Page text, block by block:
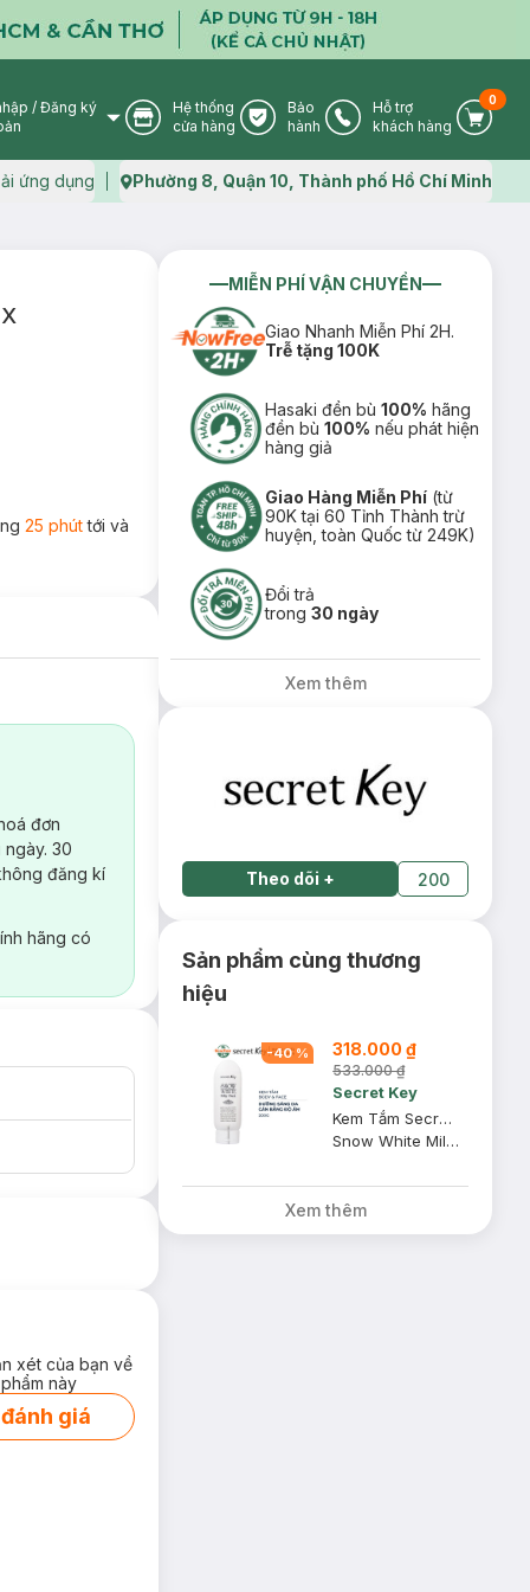
User Icon
/ Đăng ký
Store Icon
Hệ thống
cửa hàng
Warranty Icon
Bảo
hành
Phone Icon
Hỗ trợ
khách hàng
Cart
0
ứng dụng Map icon
Phường 8, Quận 10, Thành phố Hồ Chí Minh
25 phúttới và
đơn
30
đăng kí
hãng có
xét của bạn về
này
giá
MIỄN PHÍ VẬN CHUYỂN
Giao Nhanh Miễn Phí 2H.
Trễ tặng 100K
Hasaki đền bù100% hãng
đền bù100% nếu phát hiện
hàng giả
Giao Hàng Miễn Phí (từ
90K tại 60 Tỉnh Thành trừ
huyện, toàn Quốc từ 249K)
Đổi trả
trong30 ngày
Xem thêm
Theo dõi + 200
Sản phẩm cùng thương
hiệu
-40% 318.000 ₫
533.000 ₫
Secret Key
Kem Tắm Secret Key Dưỡng Sáng Da Mặt Và Cơ Thể 200g
Snow White Milky Pack
Xem thêm